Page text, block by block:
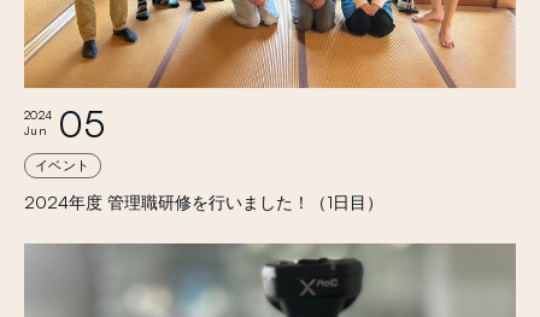
2024年度 管理職研修を行いました！（1日目）
2024
Jun
05
イベント